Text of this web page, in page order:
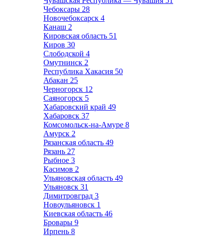
Чебоксары 28
Новочебоксарск 4
Канаш 2
Кировская область 51
Киров 30
Слободской 4
Омутнинск 2
Республика Хакасия 50
Абакан 25
Черногорск 12
Саяногорск 5
Хабаровский край 49
Хабаровск 37
Комсомольск-на-Амуре 8
Амурск 2
Рязанская область 49
Рязань 27
Рыбное 3
Касимов 2
Ульяновская область 49
Ульяновск 31
Димитровград 3
Новоульяновск 1
Киевская область 46
Бровары 9
Ирпень 8